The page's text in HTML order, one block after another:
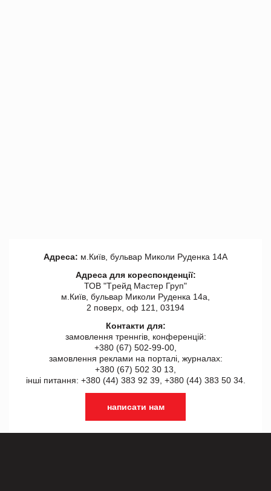
Адреса: м.Київ, бульвар Миколи Руденка 14А
Адреса для кореспонденції:
ТОВ "Tрейд Мастер Груп"
м.Київ, бульвар Миколи Руденка 14а,
2 поверх, оф 121, 03194
Контакти для:
замовлення треннгів, конференцій:
+380 (67) 502-99-00,
замовлення реклами на порталі, журналах:
+380 (67) 502 30 13,
інші питання: +380 (44) 383 92 39, +380 (44) 383 50 34.
написати нам